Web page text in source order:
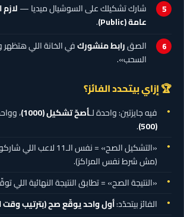
شارك تشكيلك على السوشيال ميديا —
عامة (Public)
.
الصقرابط منشوركفي الخانة اللي
السحب».
🏆 إزاي بيتحدد الفائز؟
فيه جايزتين: واحدة لـأصحّ تشكيل(1000) ،
(500)
.
«التشكيل الصح» = نفس
(مش شرط نفس المراكز).
«النتيجة الصح» = تطابق النتيجة النهائية اللي
الفائز بيتحدّد:أول واحد يوقّع صح (بترتيب وقت